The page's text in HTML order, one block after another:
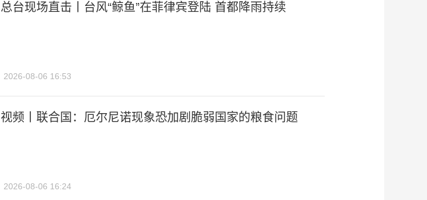
总台现场直击丨台风“鲸鱼”在菲律宾登陆 首都降雨持续
2026-08-06 16:53
视频丨联合国：厄尔尼诺现象恐加剧脆弱国家的粮食问题
2026-08-06 16:24